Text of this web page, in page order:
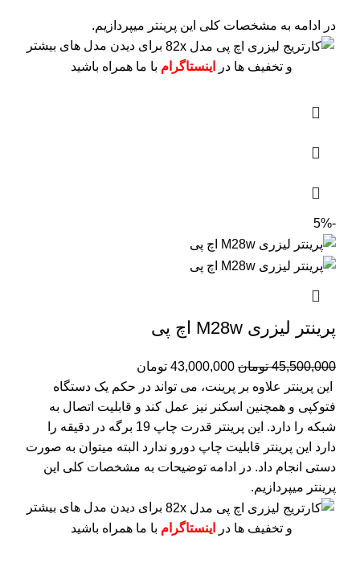
در ادامه به مشخصات کلی این پرینتر میپردازیم.
برای دیدن مدل های بیشتر
و تخفیف ها در
اینستاگرام با ما همراه باشید
-5%
پرینتر لیزری M28w اچ پی
45,500,000 تومان 43,000,000 تومان
این پرینتر علاوه بر پرینت، می تواند در حکم یک دستگاه
فتوکپی و همچنین اسکنر نیز عمل کند و قابلیت اتصال به
شبکه را دارد.
این پرینتر قدرت چاپ 19 برگه در دقیقه را
دارد این پرینتر قابلیت چاپ دورو ندارد البته میتوان به صورت
دستی انجام داد. در ادامه توضیحات به مشخصات کلی این
پرینتر میپردازیم.
برای دیدن مدل های بیشتر
و تخفیف ها در
اینستاگرام با ما همراه باشید